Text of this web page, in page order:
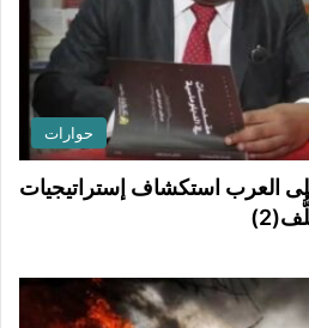
حوارات
العرب استكشاف إستراتيجيات